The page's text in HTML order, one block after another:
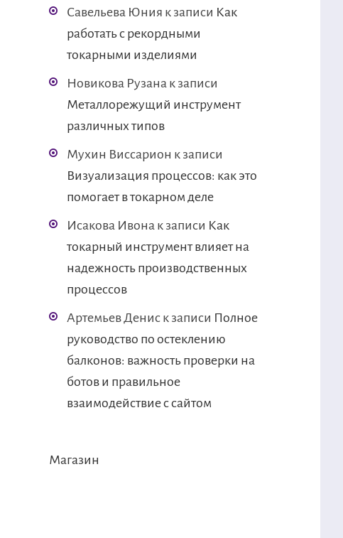
Савельева Юния к записи Как
работать с рекордными
токарными изделиями
Новикова Рузана к записи
Металлорежущий инструмент
различных типов
Мухин Виссарион к записи
Визуализация процессов: как это
помогает в токарном деле
Исакова Ивона к записи Как
токарный инструмент влияет на
надежность производственных
процессов
Артемьев Дениск записи Полное
руководство по остеклению
балконов: важность проверки на
ботов и правильное
взаимодействие с сайтом
Магазин